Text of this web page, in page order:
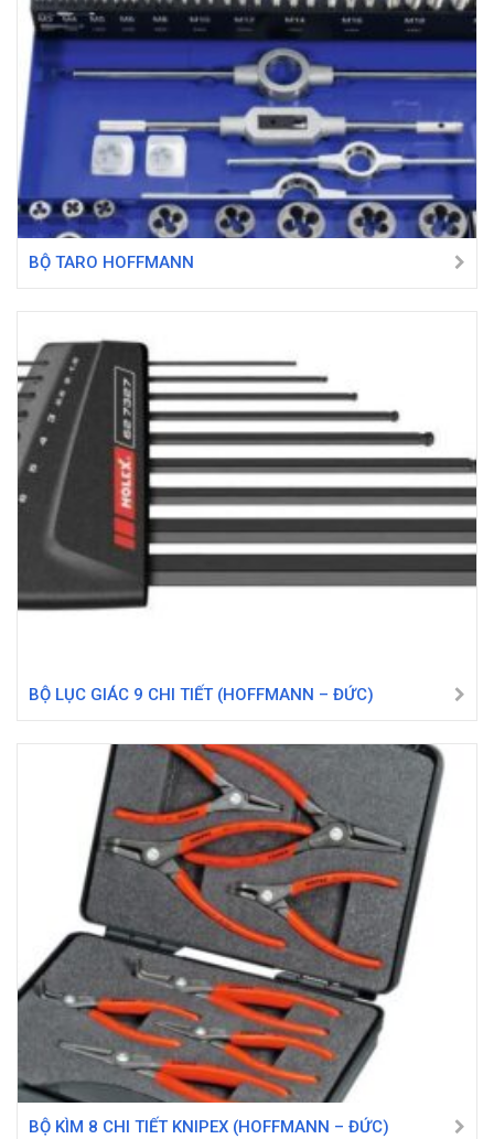
BỘ TARO HOFFMANN
BỘ LỤC GIÁC 9 CHI TIẾT (HOFFMANN – ĐỨC)
BỘ KÌM 8 CHI TIẾT KNIPEX (HOFFMANN – ĐỨC)